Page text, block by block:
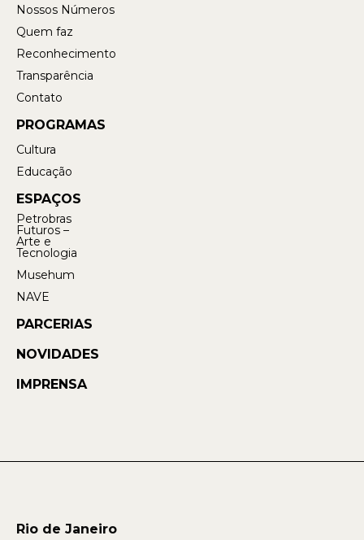
Nossos Números
Quem faz
Reconhecimento
Transparência
Contato
PROGRAMAS
Cultura
Educação
ESPAÇOS
Petrobras
Futuros –
Arte e
Tecnologia
Musehum
NAVE
PARCERIAS
NOVIDADES
IMPRENSA
Rio de Janeiro